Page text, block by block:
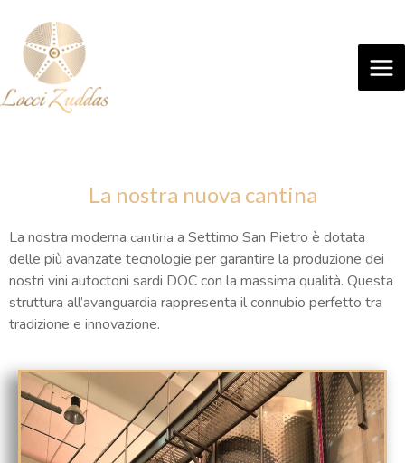
La nostra nuova cantina
La nostra moderna cantina a Settimo San Pietro è dotata
delle più avanzate tecnologie per garantire la produzione dei
nostri vini autoctoni sardi DOC con la massima qualità. Questa
struttura all’avanguardia rappresenta il connubio perfetto tra
tradizione e innovazione.